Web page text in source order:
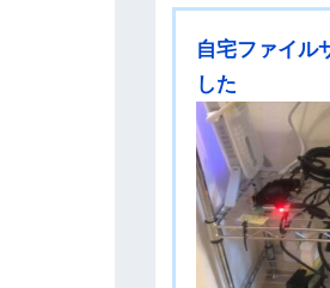
自宅ファイル
した